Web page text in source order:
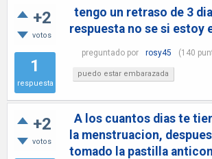
+2
votos
1
respuesta
tengo un retraso de 3
respuesta no se si estoy
preguntado por rosy45 (140
puedo estar embarazada
+2
votos
A los cuantos dias te
la menstruacion,
tomado la pastilla